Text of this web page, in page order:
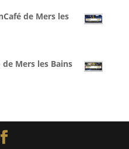
de Mers les
de Mers les Bains